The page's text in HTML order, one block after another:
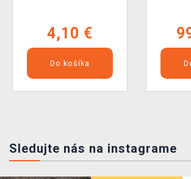
4,10 €
Do košíka
Sledujte nás na instagrame